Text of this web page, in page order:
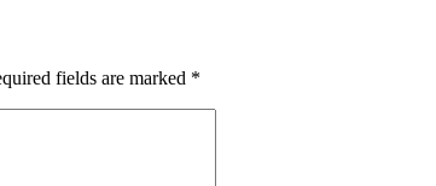
fields are marked *